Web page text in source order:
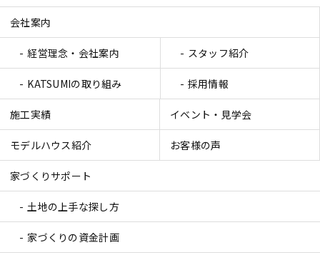
会社案内
経営理念・会社案内 スタッフ紹介
KATSUMIの取り組み 採用情報
施工実績 イベント・見学会
モデルハウス紹介 お客様の声
家づくりサポート
土地の上手な探し方
家づくりの資金計画